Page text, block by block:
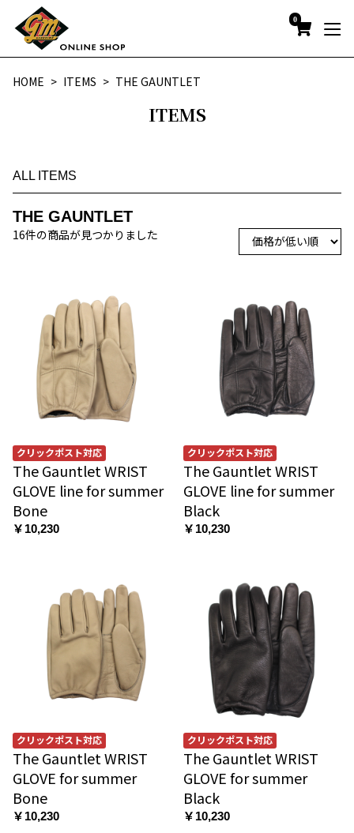
0
HOME ITEMS THE GAUNTLET
ITEMS
ALL ITEMS
THE GAUNTLET
16件の商品が見つかりました
クリックポスト対応
The Gauntlet WRIST
GLOVE line for summer
Bone
￥10,230
クリックポスト対応
The Gauntlet WRIST
GLOVE line for summer
Black
￥10,230
クリックポスト対応
The Gauntlet WRIST
GLOVE for summer
Bone
￥10,230
クリックポスト対応
The Gauntlet WRIST
GLOVE for summer
Black
￥10,230